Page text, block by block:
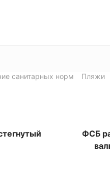
санитарных норм Пляжи
ФСБ